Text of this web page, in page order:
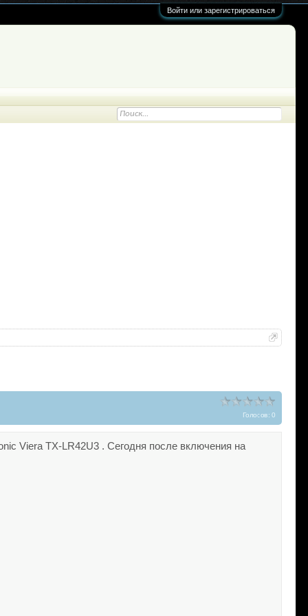
Войти или зарегистрироваться
Голосов: 0
Viera TX-LR42U3 . Сегодня после включения на